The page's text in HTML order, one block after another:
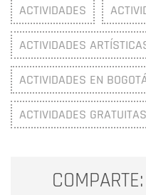
ACTIVIDADES
ACTIVIDADES
ACTIVIDADES EN
ACTIVIDADES GRATUITAS
COMPARTE: